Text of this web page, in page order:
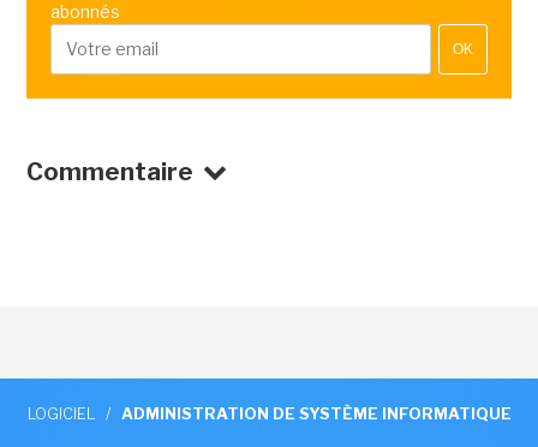
abonnés
OK
Commentaire
LOGICIEL / ADMINISTRATION DE SYSTÈME INFORMATIQUE